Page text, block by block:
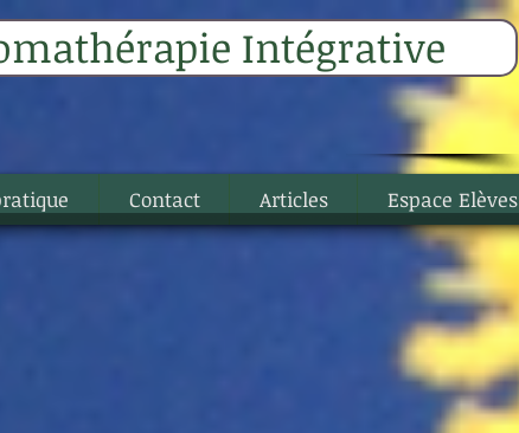
Contact Articles Espace Elèves
Intégrative